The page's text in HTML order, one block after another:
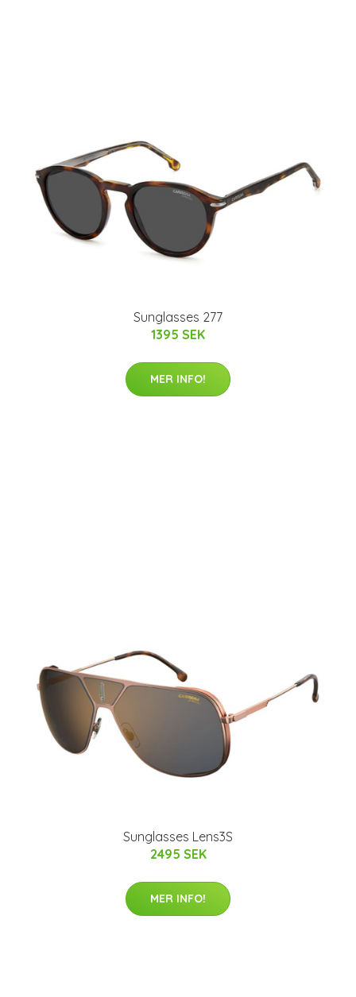
Sunglasses 277
1395 SEK
MER INFO!
Sunglasses Lens3S
2495 SEK
MER INFO!